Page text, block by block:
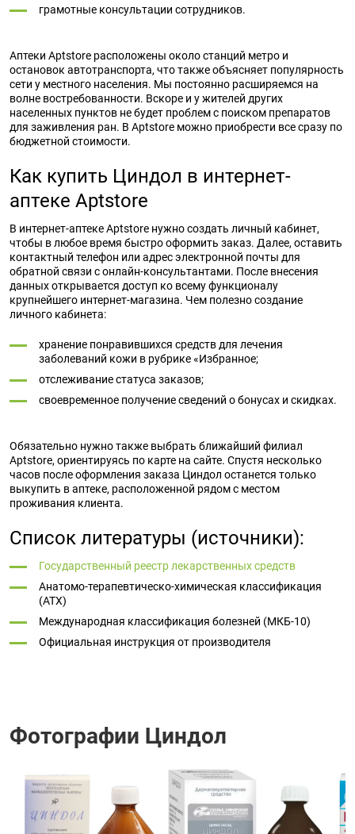
грамотные консультации сотрудников.
Аптеки Aptstore расположены около станций метро и
остановок автотранспорта, что также объясняет популярность
сети у местного населения. Мы постоянно расширяемся на
волне востребованности. Вскоре и у жителей других
населенных пунктов не будет проблем с поиском препаратов
для заживления ран. В Aptstore можно приобрести все сразу по
бюджетной стоимости.
Как купить Циндол в интернет-
аптеке Aptstore
В интернет-аптеке Aptstore нужно создать личный кабинет,
чтобы в любое время быстро оформить заказ. Далее, оставить
контактный телефон или адрес электронной почты для
обратной связи с онлайн-консультантами. После внесения
данных открывается доступ ко всему функционалу
крупнейшего интернет-магазина. Чем полезно создание
личного кабинета:
хранение понравившихся средств для лечения
заболеваний кожи в рубрике «Избранное;
отслеживание статуса заказов;
своевременное получение сведений о бонусах и скидках.
Обязательно нужно также выбрать ближайший филиал
Aptstore, ориентируясь по карте на сайте. Спустя несколько
часов после оформления заказа Циндол останется только
выкупить в аптеке, расположенной рядом с местом
проживания клиента.
Список литературы (источники):
Государственный реестр лекарственных средств
Анатомо-терапевтическо-химическая классификация
(ATX)
Международная классификация болезней (МКБ-10)
Официальная инструкция от производителя
Фотографии Циндол